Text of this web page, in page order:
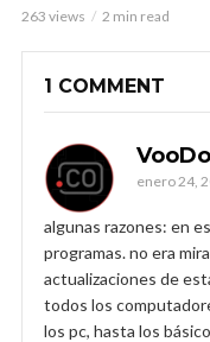
263 views 2 min read
1 COMMENT
enero 24,
algunas razones: en
programas. no era
actualizaciones de
todos los
los pc, hasta los